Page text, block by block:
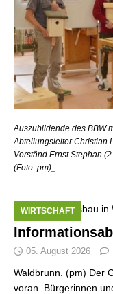
Auszubildende des BBW
Abteilungsleiter Christian
Vorständ Ernst Stephan
(Foto: pm)_
WIRTSCHAFT
05. August 2026
Waldbrunn. (pm) Der
voran. Bürgerinnen